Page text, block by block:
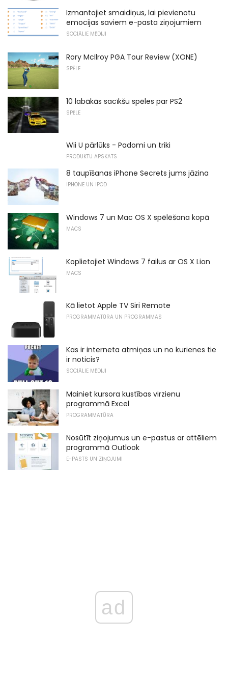
Izmantojiet smaidiņus, lai pievienotu
emocijas saviem e-pasta ziņojumiem
SOCIĀLIE MĒDIJI
Rory McIlroy PGA Tour Review (XONE)
SPĒLE
10 labākās sacīkšu spēles par PS2
SPĒLE
Wii U pārlūks - Padomi un triki
PRODUKTU APSKATS
8 taupīšanas iPhone Secrets jums jāzina
IPHONE UN IPOD
Windows 7 un Mac OS X spēlēšana kopā
MACS
Koplietojiet Windows 7 failus ar OS X Lion
MACS
Kā lietot Apple TV Siri Remote
PROGRAMMATŪRA UN PROGRAMMAS
Kas ir interneta atmiņas un no kurienes tie
ir noticis?
SOCIĀLIE MĒDIJI
Mainiet kursora kustības virzienu
programmā Excel
PROGRAMMATŪRA
Nosūtīt ziņojumus un e-pastus ar attēliem
programmā Outlook
E-PASTS UN ZIŅOJUMI
ad